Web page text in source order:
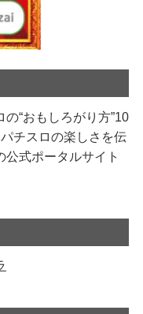
“おもしろがり方”10
チスロの楽しさを伝
公式ポータルサイト